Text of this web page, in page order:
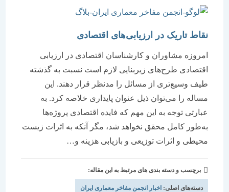
نقاط تاریک در ارزیابی‌های اقتصادی
امروزه مشاوران و کارشناسان اقتصادی در ارزیابی
اقتصادی طرح‌های زیربنایی لازم است نسبت به گذشته
طیف وسیع‌تری از مسائل را مدنظر قرار دهند. این
مساله را می‌توان ذیل عنوان پایداری خلاصه کرد. به
عبارتی توجه به این مهم که فایده اقتصادی پروژه‌ها
به‌طور کامل محقق نخواهد شد، مگر آنکه به اثرات زیست
محیطی و اثرات توزیعی و بازیابی هزینه و…
برچسب و دسته بندی های مرتبط به این مقاله:
دسته‌های اصلی:اخبار انجمن مفاخر معماری ایران